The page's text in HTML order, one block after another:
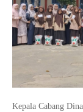
Kepala Cabang